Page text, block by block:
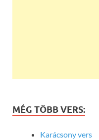
MÉG TÖBB VERS:
Karácsony vers